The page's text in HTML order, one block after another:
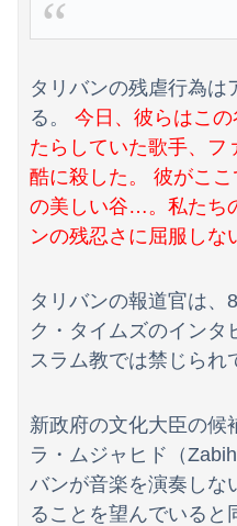
タリバンの残虐行為は
る。 今日、彼らはこ
たらしていた歌手、フ
酷に殺した。 彼がこ
の美しい谷…。私たち
ンの残忍さに屈服しな
タリバンの報道官は、
ク・タイムズのインタ
スラム教では禁じられ
新政府の文化大臣の候
ラ・ムジャヒド（
バンが音楽を演奏しな
ることを望んでいると